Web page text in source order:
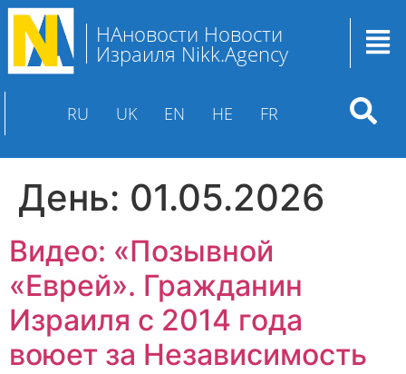
НАновости Новости
Израиля Nikk.Agency
RU UK EN HE FR
День: 01.05.2026
Видео: «Позывной
«Еврей». Гражданин
Израиля с 2014 года
воюет за Независимость